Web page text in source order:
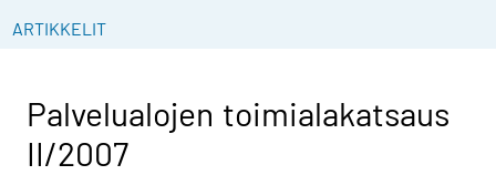
ARTIKKELIT
Palvelualojen toimialakatsaus
II/2007